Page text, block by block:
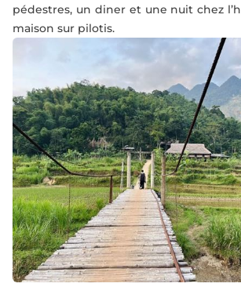
pédestres, un diner et une nuit chez
maison sur pilotis.